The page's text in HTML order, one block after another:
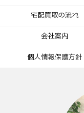
宅配買取の流れ
会社案内
個人情報保護方針